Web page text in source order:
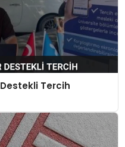
Tercih